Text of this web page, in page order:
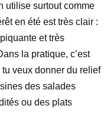
utilise surtout comme
en été est très clair :
et très
la pratique, c’est
veux donner du relief
des salades
ou des plats